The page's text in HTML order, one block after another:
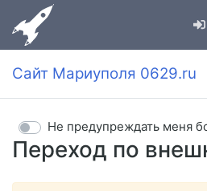
Сайт Мариуполя 0629.ru
Переход по
Не предупреждать меня